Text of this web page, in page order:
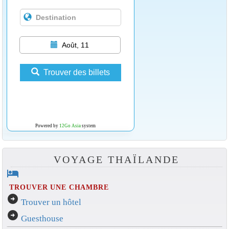
Août, 11
Trouver des billets
Powered by 12Go Asiasystem
VOYAGE THAÏLANDE
hotel
TROUVER UNE CHAMBRE
arrow_circle_right Trouver un hôtel
arrow_circle_right Guesthouse